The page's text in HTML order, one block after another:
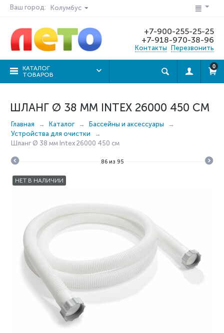
Ваш город: Колумбус
+7-900-255-25-25
+7-918-970-38-96
Контакты Перезвонить
КАТАЛОГ
ТОВАРОВ
0
ШЛАНГ Ø 38 ММ INTEX 26000 450 СМ
Главная Каталог
Бассейны и аксессуары
Устройства для очистки
Шланг Ø 38 мм Intex 26000 450 см
86 из 95
НЕТ В НАЛИЧИИ